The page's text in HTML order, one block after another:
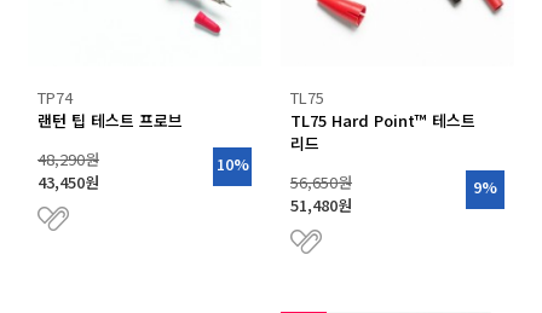
TP74
랜턴 팁 테스트 프로브
48,290원
43,450원
10%
TL75
TL75 Hard Point™ 테스트
리드
56,650원
51,480원
9%